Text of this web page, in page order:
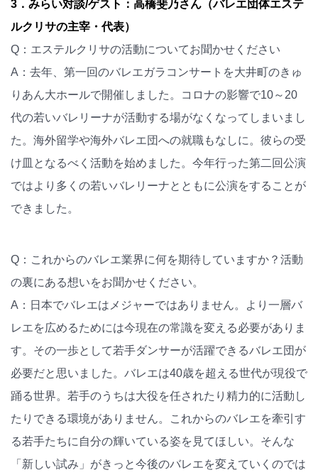
3．みらい対談/ゲスト：高橋斐乃さん（バレエ団体エステ
ルクリサの主宰・代表）
Q：エステルクリサの活動についてお聞かせください
A：去年、第一回のバレエガラコンサートを大井町のきゅ
りあん大ホールで開催しました。コロナの影響で10～20
代の若いバレリーナが活動する場がなくなってしまいまし
た。海外留学や海外バレエ団への就職もなしに。彼らの受
け皿となるべく活動を始めました。今年行った第二回公演
ではより多くの若いバレリーナとともに公演をすることが
できました。
Q：これからのバレエ業界に何を期待していますか？活動
の裏にある想いをお聞かせください。
A：日本でバレエはメジャーではありません。より一層バ
レエを広めるためには今現在の常識を変える必要がありま
す。その一歩として若手ダンサーが活躍できるバレエ団が
必要だと思いました。バレエは40歳を超える世代が現役で
踊る世界。若手のうちは大役を任されたり精力的に活動し
たりできる環境がありません。これからのバレエを牽引す
る若手たちに自分の輝いている姿を見てほしい。そんな
「新しい試み」がきっと今後のバレエを変えていくのでは